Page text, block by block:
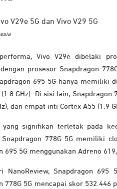
Vivo V29e dibelaki
prosesor Snapdragon
695 5G hanya memiliki
(1.8 GHz). Di sisi lain,
dan empat inti Cortex A55 (1.9
yang signifikan terletak pada
Snapdragon 778G 5G memiliki
695 5G menggunakan Adreno
NanoReview, Snapdragon
778G 5G mencapai skor